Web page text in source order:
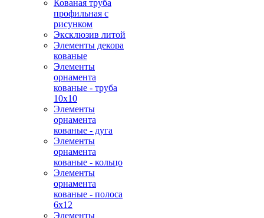
Кованая труба
профильная с
рисунком
Эксклюзив литой
Элементы декора
кованые
Элементы
орнамента
кованые - труба
10х10
Элементы
орнамента
кованые - дуга
Элементы
орнамента
кованые - кольцо
Элементы
орнамента
кованые - полоса
6х12
Элементы